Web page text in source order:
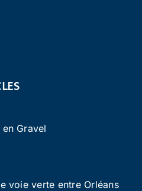
Gravel
voie verte entre Orléans